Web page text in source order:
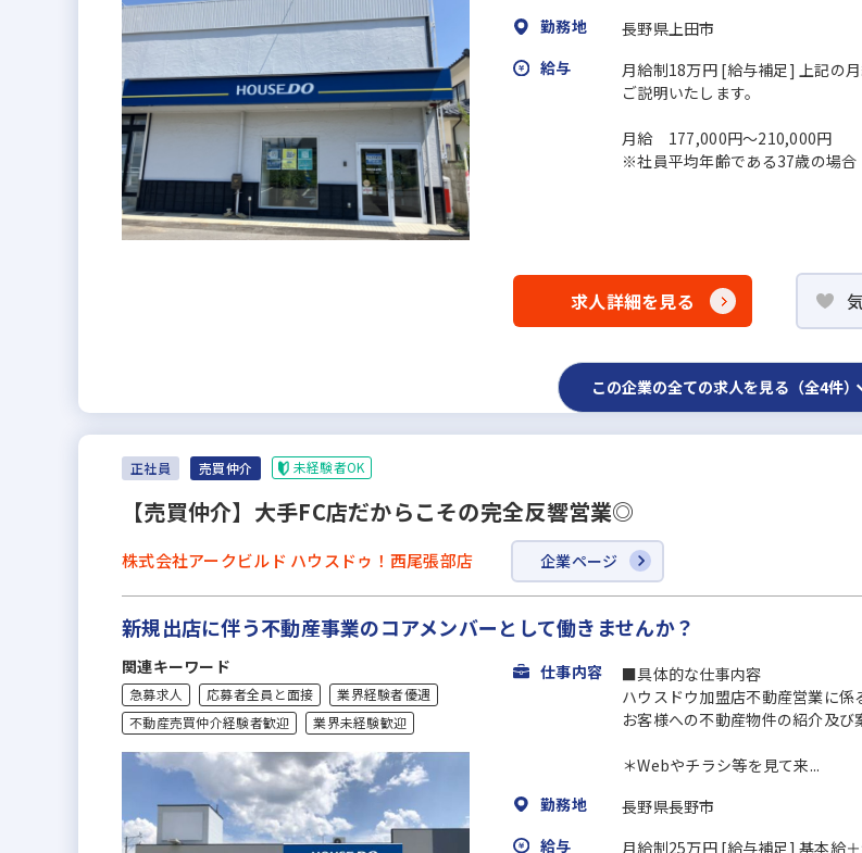
勤務地
長野県上田市
給与
月給制18万円 [給与補足] 上記の
ご説明いたします。
月給 177,000円～210,000円
※社員平均年齢である37歳の場合
求人詳細を見る
この企業の全ての求人を見る（全4件）
正社員 売買仲介 未経験者OK
【売買仲介】大手FC店だからこその完全反響営業◎
株式会社アークビルド ハウスドゥ！西尾張部店 企業ページ
新規出店に伴う不動産事業のコアメンバーとして働きませんか？
関連キーワード
急募求人 応募者全員と面接
業界経験者優遇
不動産売買仲介経験者歓迎
業界未経験歓迎
仕事内容
■具体的な仕事内容
ハウスドウ加盟店不動産営業に係
お客様への不動産物件の紹介及び
＊Webやチラシ等を見て来...
勤務地
長野県長野市
給与
月給制25万円 [給与補足] 基本給＋